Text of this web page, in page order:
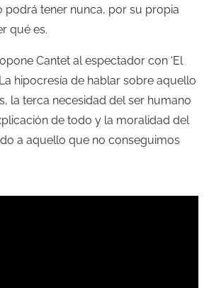
podrá tener nunca, por su propia
qué es.
Cantet al espectador con ‘El
hipocresía de hablar sobre aquello
la terca necesidad del ser humano
de todo y la moralidad del
a aquello que no conseguimos